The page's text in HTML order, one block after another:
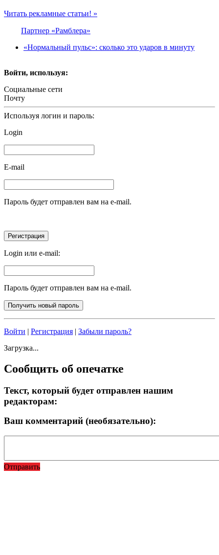
Читать рекламные статьи! »
Партнер «Рамблера»
«Нормальный пульс»: сколько это ударов в минуту
Войти, используя:
Социальные сети
Почту
Используя логин и пароль:
Login
E-mail
Пароль будет отправлен вам на e-mail.
Login или e-mail:
Пароль будет отправлен вам на e-mail.
Войти | Регистрация | Забыли пароль?
Загрузка...
Сообщить об опечатке
Текст, который будет отправлен нашим
редакторам:
Ваш комментарий (необязательно):
Отправить